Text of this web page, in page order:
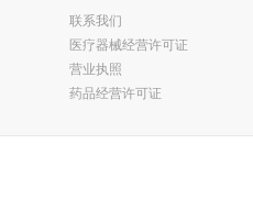
联系我们
医疗器械经营许可证
营业执照
药品经营许可证